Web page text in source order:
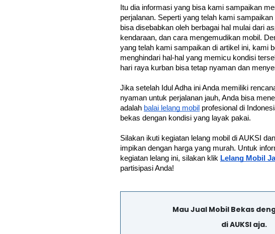
Itu dia informasi yang bisa kami sampaikan
perjalanan. Seperti yang telah kami
bisa disebabkan oleh berbagai hal mulai dari
kendaraan, dan cara mengemudikan mobil.
yang telah kami sampaikan di artikel ini, kami
menghindari hal-hal yang memicu kondisi
hari raya kurban bisa tetap nyaman dan
Jika setelah Idul Adha ini Anda memiliki
nyaman untuk perjalanan jauh, Anda bisa
adalah balai lelang mobil profesional di
bekas dengan kondisi yang layak pakai.
Silakan ikuti kegiatan lelang mobil di AUKSI
impikan dengan harga yang murah. Untuk
kegiatan lelang ini, silakan klik Lelang Mobil
partisipasi Anda!
Mau Jual Mobil Bekas
di AUKSI aja.